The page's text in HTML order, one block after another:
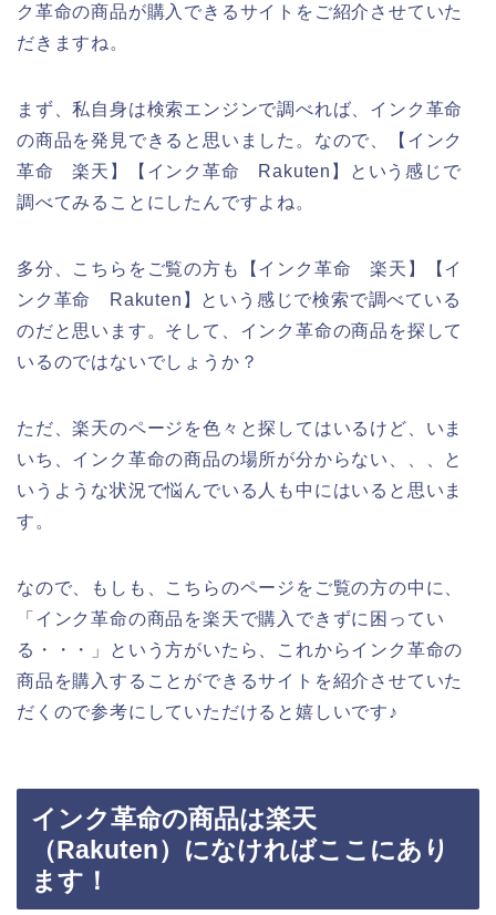
ク革命の商品が購入できるサイトをご紹介させていた
だきますね。
まず、私自身は検索エンジンで調べれば、インク革命
の商品を発見できると思いました。なので、【インク
革命 楽天】【インク革命 Rakuten】という感じで
調べてみることにしたんですよね。
多分、こちらをご覧の方も【インク革命 楽天】【イ
ンク革命 Rakuten】という感じで検索で調べている
のだと思います。そして、インク革命の商品を探して
いるのではないでしょうか？
ただ、楽天のページを色々と探してはいるけど、いま
いち、インク革命の商品の場所が分からない、、、と
いうような状況で悩んでいる人も中にはいると思いま
す。
なので、もしも、こちらのページをご覧の方の中に、
「インク革命の商品を楽天で購入できずに困ってい
る・・・」という方がいたら、これからインク革命の
商品を購入することができるサイトを紹介させていた
だくので参考にしていただけると嬉しいです♪
インク革命の商品は楽天
（Rakuten）になければここにあり
ます！